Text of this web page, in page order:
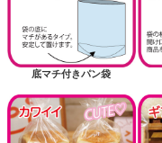
底マチ付きパン袋